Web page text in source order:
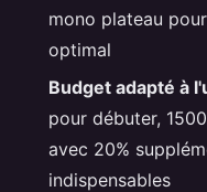
mono plateau
optimal
Budget adapté à
pour débuter,
avec 20%
indispensables